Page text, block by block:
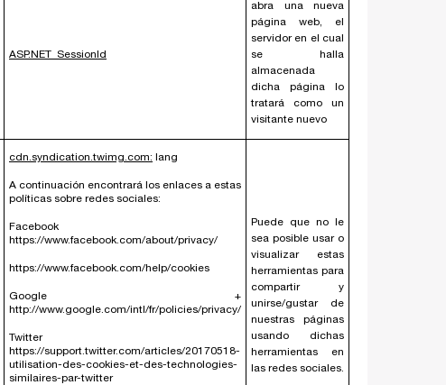
ASP.NET_SessionId
abra una nueva
página web, el
servidor en el cual
se halla
almacenada
dicha página lo
tratará como un
visitante nuevo
cdn.syndication.twimg.com: lang
A continuación encontrará los enlaces a estas
políticas sobre redes sociales:
Facebook
https://www.facebook.com/about/privacy/
https://www.facebook.com/help/cookies
Google +
http://www.google.com/intl/fr/policies/privacy/
Twitter
https://support.twitter.com/articles/20170518-
utilisation-des-cookies-et-des-technologies-
similaires-par-twitter
Puede que no le
sea posible usar o
visualizar estas
herramientas para
compartir y
unirse/gustar de
nuestras páginas
usando dichas
herramientas en
las redes sociales.